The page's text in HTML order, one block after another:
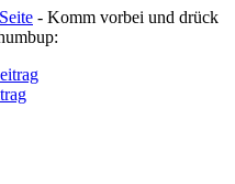
- Komm vorbei und drück